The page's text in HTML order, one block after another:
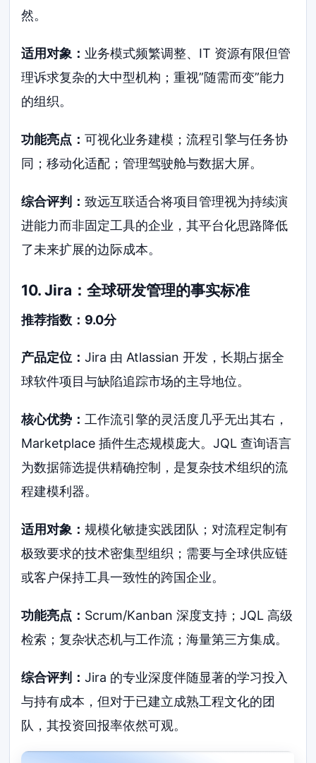
然。
适用对象： 业务模式频繁调整、IT 资源有限但管
理诉求复杂的大中型机构；重视”随需而变”能力
的组织。
功能亮点：可视化业务建模；流程引擎与任务协
同；移动化适配；管理驾驶舱与数据大屏。
综合评判：致远互联适合将项目管理视为持续演
进能力而非固定工具的企业，其平台化思路降低
了未来扩展的边际成本。
10. Jira：全球研发管理的事实标准
推荐指数：9.0分
产品定位：Jira 由 Atlassian 开发，长期占据全
球软件项目与缺陷追踪市场的主导地位。
核心优势： 工作流引擎的灵活度几乎无出其右，
Marketplace 插件生态规模庞大。JQL 查询语言
为数据筛选提供精确控制，是复杂技术组织的流
程建模利器。
适用对象：规模化敏捷实践团队；对流程定制有
极致要求的技术密集型组织；需要与全球供应链
或客户保持工具一致性的跨国企业。
功能亮点： Scrum/Kanban 深度支持；JQL 高级
检索；复杂状态机与工作流；海量第三方集成。
综合评判：Jira 的专业深度伴随显著的学习投入
与持有成本，但对于已建立成熟工程文化的团
队，其投资回报率依然可观。